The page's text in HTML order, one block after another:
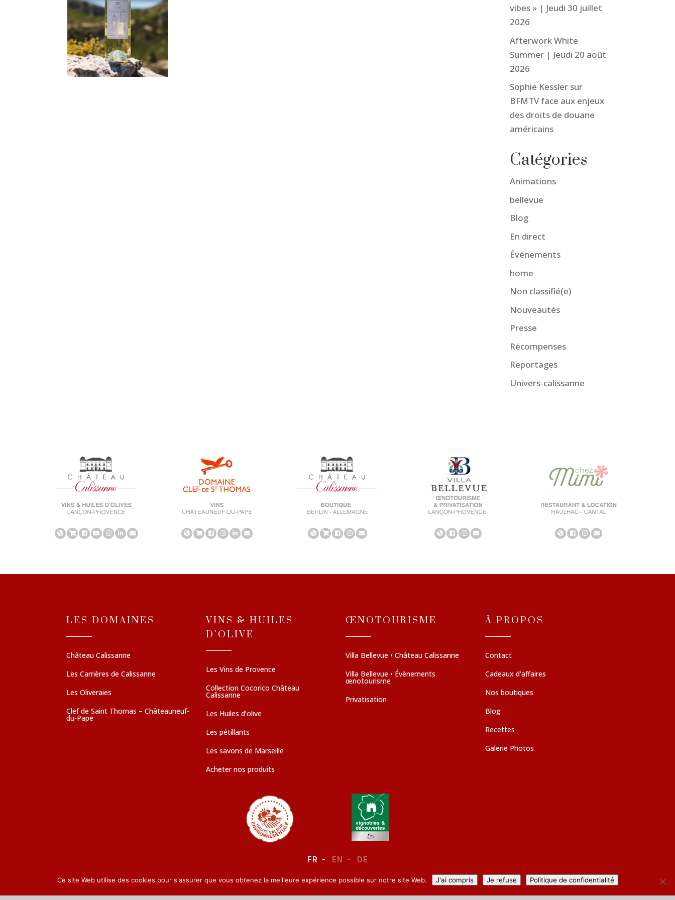
vibes » | Jeudi 30 juillet
2026
Afterwork White
Summer | Jeudi 20 août
2026
Sophie Kessler sur
BFMTV face aux enjeux
des droits de douane
américains
Catégories
Animations
bellevue
Blog
En direct
Événements
home
Non classifié(e)
Nouveautés
Presse
Récompenses
Reportages
Univers-calissanne
LES DOMAINES
Château Calissanne
Les Carrières de Calissanne
Les Oliveraies
Clef de Saint Thomas – Châteauneuf-
du-Pape
VINS & HUILES
D'OLIVE
Les Vins de Provence
Collection Cocorico Château
Calissanne
Les Huiles d’olive
Les pétillants
Les savons de Marseille
Acheter nos produits
ŒNOTOURISME
Villa Bellevue • Château Calissanne
Villa Bellevue • Évènements
œnotourisme
Privatisation
À PROPOS
Contact
Cadeaux d’affaires
Nos boutiques
Blog
Recettes
Galerie Photos
FR EN DE
Ce site Web utilise des cookies pour s'assurer que vous obtenez la meilleure expérience possible sur notre site Web. J'ai compris Je refuse Politique de confidentialité